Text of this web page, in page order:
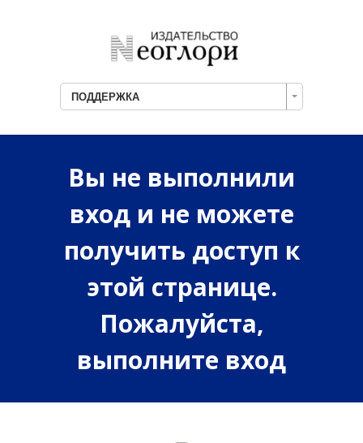
ПОДДЕРЖКА
Вы не выполнили
вход и не можете
получить доступ к
этой странице.
Пожалуйста,
выполните вход